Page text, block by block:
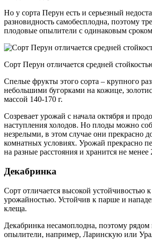
Но у сорта Перун есть и серьезный
разновидность самобесплодна, поэтому
плодовые опылители с одинаковым
Сорт Перун отличается средней
Спелые фрукты этого сорта – крупного
небольшими бугорками на кожице,
массой 140-170 г.
Созревает урожай с начала октября и
наступления холодов. Но плоды можно
незрелыми, в этом случае они прекрасно
комнатных условиях. Урожай прекрасно
на разные расстояния и хранится не менее
Декабринка
Сорт отличается высокой устойчивостью
урожайностью. Устойчив к парше и
клеща.
Декабринка несамоплодна, поэтому
опылители, например, Ларинскую или